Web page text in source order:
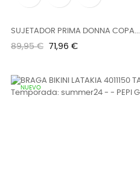
SUJETADOR PRIMA DONNA COPA...
Precio
89,95 € Precio
71,96 €
NUEVO